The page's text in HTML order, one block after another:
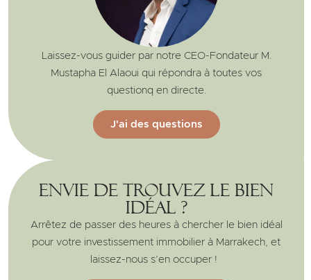
Envie de trouvez le bien
idéal ?
Arrêtez de passer des heures à chercher le bien idéal
pour votre investissement immobilier à Marrakech, et
laissez-nous s’en occuper !
Laissez-vous guider par notre CEO-Fondateur M.
Mustapha El Alaoui qui répondra à toutes vos
questionq en directe.
J'ai des questions